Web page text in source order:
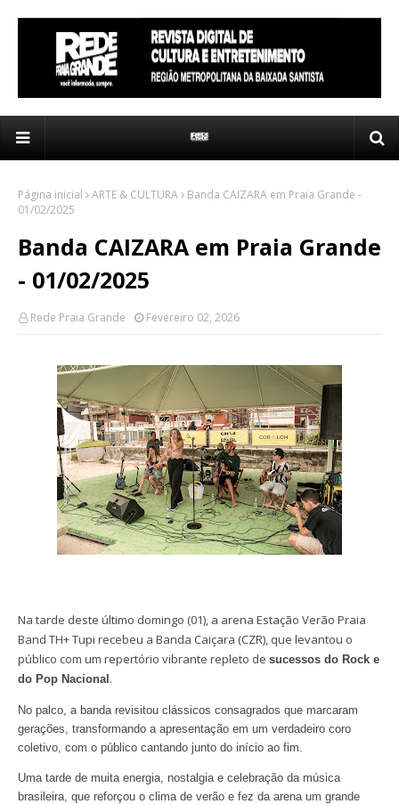
Página inicial ARTE & CULTURA
Banda CAIZARA em Praia Grande -
01/02/2025
Banda CAIZARA em Praia Grande
- 01/02/2025
Rede Praia Grande Fevereiro 02, 2026
Na tarde deste último domingo (01), a arena Estação Verão Praia
Band TH+ Tupi recebeu a Banda Caiçara (CZR), que levantou o
público com um repertório vibrante repleto de sucessos do Rock e
do Pop Nacional .
No palco, a banda revisitou clássicos consagrados que marcaram
gerações, transformando a apresentação em um verdadeiro coro
coletivo, com o público cantando junto do início ao fim.
Uma tarde de muita energia, nostalgia e celebração da música
brasileira, que reforçou o clima de verão e fez da arena um grande